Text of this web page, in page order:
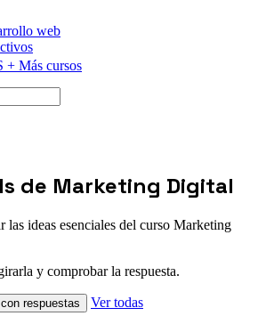
web
+ Más cursos
de Marketing Digital
las ideas esenciales del curso Marketing
y comprobar la respuesta.
respuestas Ver todas